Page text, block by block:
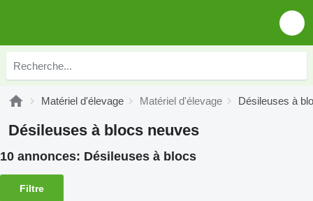
Matériel d'élevage Matériel d'élevage Désileuses à
Désileuses à blocs neuves
10 annonces: Désileuses à blocs
Filtre